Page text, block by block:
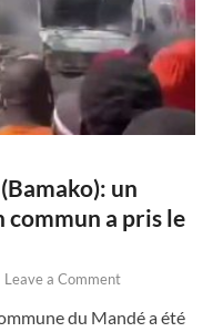
un
a pris le
Leave a Comment
du Mandé a été